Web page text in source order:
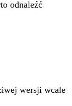
odnaleźć
wersji wcale